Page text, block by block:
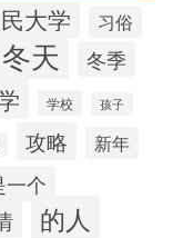
大学 习俗
冬天 冬季
学校 孩子
攻略 新年
一个
的人